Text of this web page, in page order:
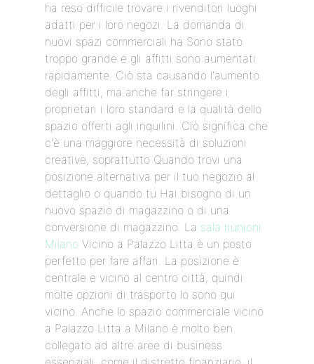
ha reso difficile trovare i rivenditori luoghi
adatti per i loro negozi. La domanda di
nuovi spazi commerciali ha Sono stato
troppo grande e gli affitti sono aumentati
rapidamente. Ciò sta causando l'aumento
degli affitti, ma anche far stringere i
proprietari i loro standard e la qualità dello
spazio offerti agli inquilini. Ciò significa che
c'è una maggiore necessità di soluzioni
creative, soprattutto Quando trovi una
posizione alternativa per il tuo negozio al
dettaglio o quando tu Hai bisogno di un
nuovo spazio di magazzino o di una
conversione di magazzino. La sala riunioni
Milano Vicino a Palazzo Litta è un posto
perfetto per fare affari. La posizione è
centrale e vicino al centro città, quindi
molte opzioni di trasporto lo sono qui
vicino. Anche lo spazio commerciale vicino
a Palazzo Litta a Milano è molto ben
collegato ad altre aree di business